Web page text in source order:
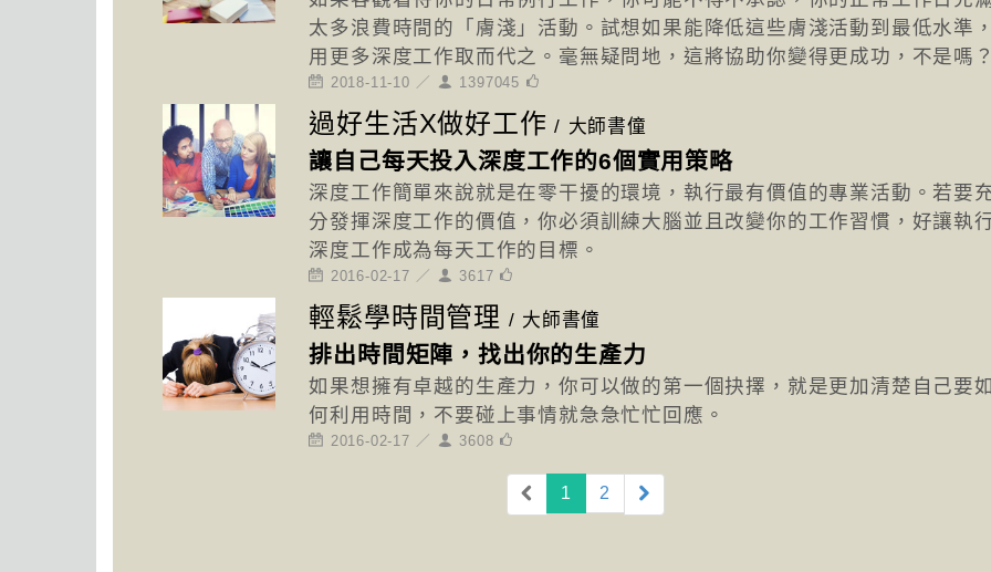
太多浪費時間的「膚淺」活動。試想如果能降低這些膚淺活動到最低水準，
用更多深度工作取而代之。毫無疑問地，這將協助你變得更成功，不是嗎？
2018-11-10 ／ 1397045
過好生活X做好工作 / 大師書僮
讓自己每天投入深度工作的6個實用策略
深度工作簡單來說就是在零干擾的環境，執行最有價值的專業活動。若要
分發揮深度工作的價值，你必須訓練大腦並且改變你的工作習慣，好讓執
深度工作成為每天工作的目標。
2016-02-17 ／ 3617
輕鬆學時間管理 / 大師書僮
排出時間矩陣，找出你的生產力
如果想擁有卓越的生產力，你可以做的第一個抉擇，就是更加清楚自己要如
何利用時間，不要碰上事情就急急忙忙回應。
2016-02-17 ／ 3608
1 (current)
2